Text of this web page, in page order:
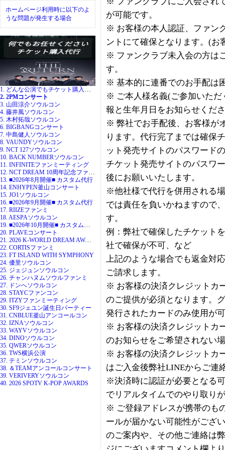
ホームページ利用時に以下のよ
うな問題が発生する場合
1. どんな公演でもチケット購入代行
2. 2PMコンサート
3. 山田涼介ソウルコン
4. 藤井風ソウルコン
5. 木村拓哉ソウルコン
6. BIGBANGコンサート
7. 中島健人ソウルコン
8. VAUNDYソウルコン
9. NCT 127ソウルコン
10. BACK NUMBERソウルコン
11. INFINITEファンミーティング
12. NCT DREAM 10周年記念ファンミ
13. ■2026年8月開催■ カスタム代行
14. ENHYPEN釜山コンサート
15. JO1ソウルコン
16. ■2026年9月開催■ カスタム代行
17. RIIZEファンミ
18. AESPAソウルコン
19. ■2026年10月開催■ カスタム代行
20. PLAVEコンサート
21. 2026 K-WORLD DREAM AWARDS
22. CORTISファンミ
23. FT ISLAND WITH SYMPHONY
24. 優里ソウルコン
25. ジェジュンソウルコン
26. チャンハヌムソウルファンミ
27. ドンへソウルコン
28. STAYCファンコン
29. ITZYファンミーティング
30. SF9ジェユン誕生日パーティー
31. CNBLUE釜山アンコールコン
32. IZNAソウルコン
33. WAYVソウルコン
34. DINOソウルコン
35. QWERソウルコン
36. TWS横浜公演
37. テミンソウルコン
38. ＆TEAMアンコールコンサート
39. VERIVERYソウルコン
40. 2026 SPOTV K-POP AWARDS
が可能です。
※ お客様の本人認証、ファン
ントにて確保となります。(お
※ ファンクラブ未入会の方は
す。
※ 基本的に連番でのお手配は
※ ご本人様名義(ご参加いただ
報と生年月日をお知らせくだ
※ 弊社でお手配後、お客様が
ります。代行完了までは確保
ット発売サイトのパスワード
チケット発売サイトのパスワ
後にお願いいたします。
※他社様で代行を併用される
では責任を負いかねますので
す。
例：弊社で確保したチケット
社で確保が不可、など
上記のような場合でも返金対
ご請求します。
※ お客様の決済クレジットカ
のご提供が必須となります。
発行されたカードのみ使用が
※ お客様の決済クレジットカ
のお知らせをご希望されない
※ お客様の決済クレジットカ
はご入金後弊社LINEからご連
※決済時に認証が必要となる
でリアルタイムでのやり取り
※ ご登録アドレスが携帯のも
ールが届かない可能性がござ
のご案内や、その他ご連絡は